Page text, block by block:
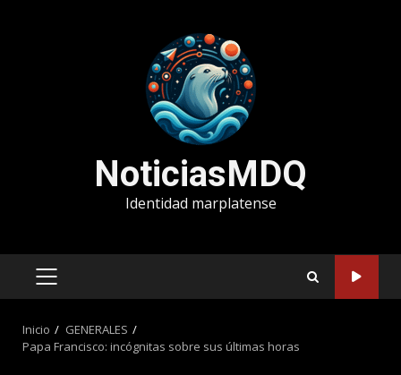
NoticiasMDQ
Identidad marplatense
MENÚ
Inicio
GENERALES
Papa Francisco: incógnitas sobre sus últimas horas